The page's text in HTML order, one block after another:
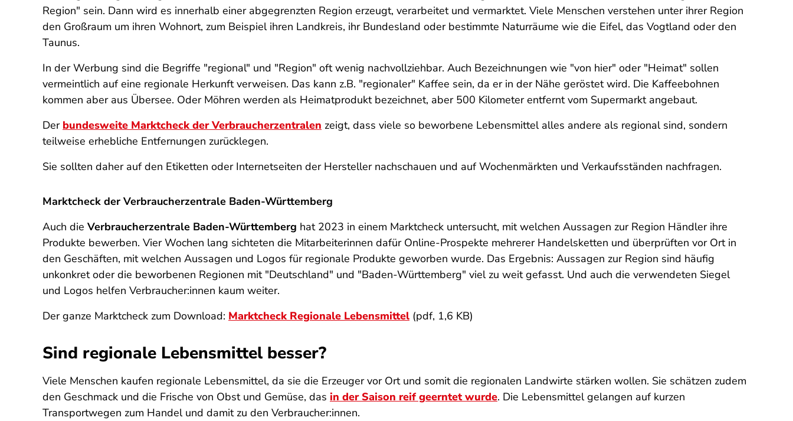
Region" sein. Dann wird es innerhalb einer abgegrenzten Region erzeugt, verarbeitet und vermarktet. Viele Menschen verstehen unter ihrer Region
den Großraum um ihren Wohnort, zum Beispiel ihren Landkreis, ihr Bundesland oder bestimmte Naturräume wie die Eifel, das Vogtland oder den
Taunus.
In der Werbung sind die Begriffe "regional" und "Region" oft wenig nachvollziehbar. Auch Bezeichnungen wie "von hier" oder "Heimat" sollen
vermeintlich auf eine regionale Herkunft verweisen. Das kann z.B. "regionaler" Kaffee sein, da er in der Nähe geröstet wird. Die Kaffeebohnen
kommen aber aus Übersee. Oder Möhren werden als Heimatprodukt bezeichnet, aber 500 Kilometer entfernt vom Supermarkt angebaut.
Der bundesweite Marktcheck der Verbraucherzentralen zeigt, dass viele so beworbene Lebensmittel alles andere als regional sind, sondern
teilweise erhebliche Entfernungen zurücklegen.
Sie sollten daher auf den Etiketten oder Internetseiten der Hersteller nachschauen und auf Wochenmärkten und Verkaufsständen nachfragen.
Marktcheck der Verbraucherzentrale Baden-Württemberg
Auch die Verbraucherzentrale Baden-Württemberg hat 2023 in einem Marktcheck untersucht, mit welchen Aussagen zur Region Händler ihre
Produkte bewerben. Vier Wochen lang sichteten die Mitarbeiterinnen dafür Online-Prospekte mehrerer Handelsketten und überprüften vor Ort in
den Geschäften, mit welchen Aussagen und Logos für regionale Produkte geworben wurde. Das Ergebnis: Aussagen zur Region sind häufig
unkonkret oder die beworbenen Regionen mit "Deutschland" und "Baden-Württemberg" viel zu weit gefasst. Und auch die verwendeten Siegel
und Logos helfen Verbraucher:innen kaum weiter.
Der ganze Marktcheck zum Download: Marktcheck Regionale Lebensmittel (pdf, 1,6 KB)
Sind regionale Lebensmittel besser?
Viele Menschen kaufen regionale Lebensmittel, da sie die Erzeuger vor Ort und somit die regionalen Landwirte stärken wollen. Sie schätzen zudem
den Geschmack und die Frische von Obst und Gemüse, das in der Saison reif geerntet wurde. Die Lebensmittel gelangen auf kurzen
Transportwegen zum Handel und damit zu den Verbraucher:innen.